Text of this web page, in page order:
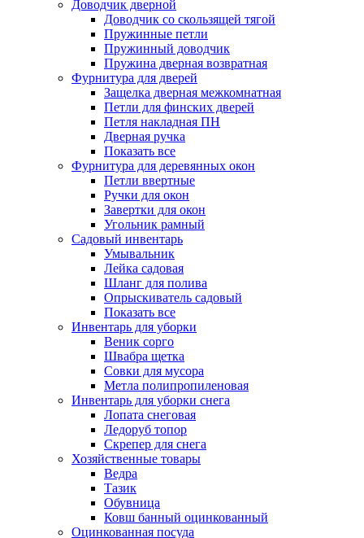
Доводчик дверной
Доводчик со скользящей тягой
Пружинные петли
Пружинный доводчик
Пружина дверная возвратная
Фурнитура для дверей
Защелка дверная межкомнатная
Петли для финских дверей
Петля накладная ПН
Дверная ручка
Показать все
Фурнитура для деревянных окон
Петли ввертные
Ручки для окон
Завертки для окон
Угольник рамный
Садовый инвентарь
Умывальник
Лейка садовая
Шланг для полива
Опрыскиватель садовый
Показать все
Инвентарь для уборки
Веник сорго
Швабра щетка
Совки для мусора
Метла полипропиленовая
Инвентарь для уборки снега
Лопата снеговая
Ледоруб топор
Скрепер для снега
Хозяйственные товары
Ведра
Тазик
Обувница
Ковш банный оцинкованный
Оцинкованная посуда